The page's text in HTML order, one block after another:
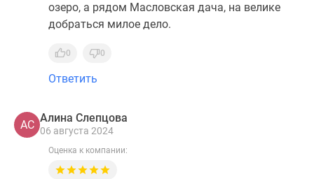
озеро, а рядом Масловская дача, на велике
добраться милое дело.
0 0
Ответить
АС
Алина Слепцова
06 августа 2024
Оценка к компании: